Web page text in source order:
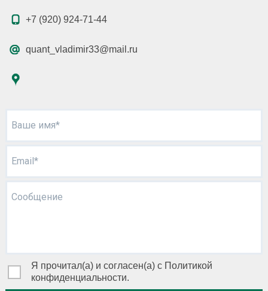
+7 (920) 924-71-44
quant_vladimir33@mail.ru
Ваше имя*
Email*
Сообщение
Я прочитал(а) и согласен(а) с Политикой
конфиденциальности.